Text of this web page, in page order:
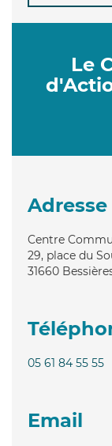
Le
Adresse
Centre
29, place du
31660
05 61 84 55 55
Email